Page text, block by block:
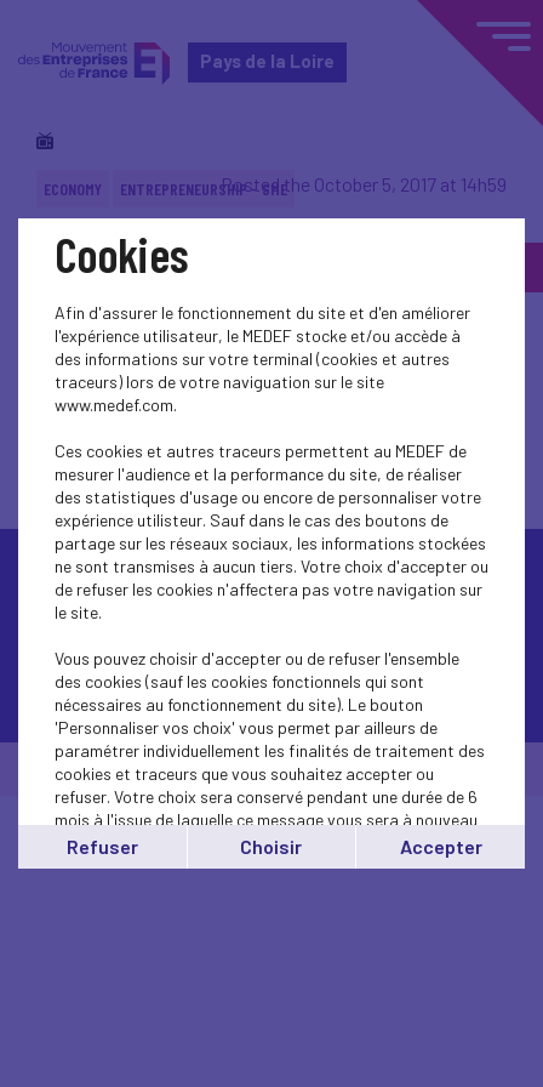
Pays de la Loire
ECONOMY ENTREPRENEURSHIP - SMEPosted the October 5, 2017 at 14h59
Back to topic
Contactez-nous
© Medef Pays de la Loire 2026 -Mentions légales
Cookies
Afin d'assurer le fonctionnement du site et d'en améliorer
l'expérience utilisateur, le MEDEF stocke et/ou accède à
des informations sur votre terminal (cookies et autres
traceurs) lors de votre naviguation sur le site
www.medef.com.
Ces cookies et autres traceurs permettent au MEDEF de
mesurer l'audience et la performance du site, de réaliser
des statistiques d'usage ou encore de personnaliser votre
expérience utilisteur. Sauf dans le cas des boutons de
partage sur les réseaux sociaux, les informations stockées
ne sont transmises à aucun tiers. Votre choix d'accepter ou
de refuser les cookies n'affectera pas votre navigation sur
le site.
Vous pouvez choisir d'accepter ou de refuser l'ensemble
des cookies (sauf les cookies fonctionnels qui sont
nécessaires au fonctionnement du site). Le bouton
'Personnaliser vos choix' vous permet par ailleurs de
paramétrer individuellement les finalités de traitement des
cookies et traceurs que vous souhaitez accepter ou
refuser. Votre choix sera conservé pendant une durée de 6
mois à l'issue de laquelle ce message vous sera à nouveau
affiché..
Vous pouvez modifier votre choix à tout moment en
Refuser Choisir Accepter